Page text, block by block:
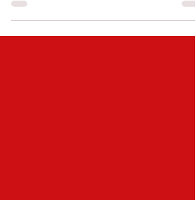
l'excellent Chems Ayour. Elle se nomme La
Réserve.